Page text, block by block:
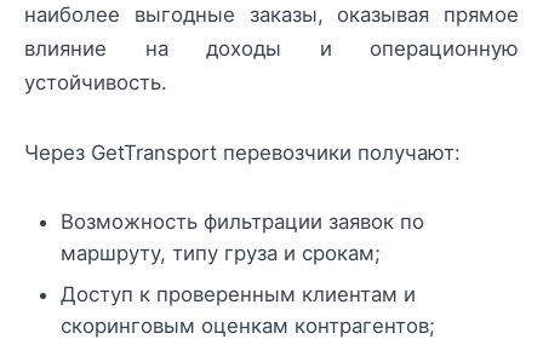
наиболее выгодные заказы, оказывая прямое
влияние на доходы и операционную
устойчивость.
Через GetTransport перевозчики получают:
Возможность фильтрации заявок по
маршруту, типу груза и срокам;
Доступ к проверенным клиентам и
скоринговым оценкам контрагентов;